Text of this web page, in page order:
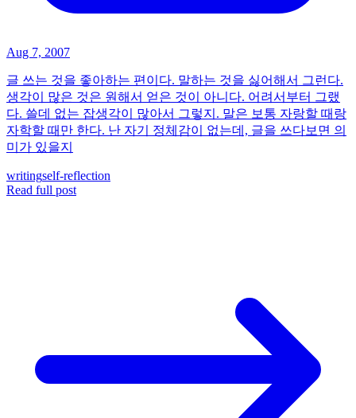
Aug 7, 2007
글 쓰는 것을 좋아하는 편이다. 말하는 것을 싫어해서 그런다.
생각이 많은 것은 원해서 얻은 것이 아니다. 어려서부터 그랬
다. 쓸데 없는 잡생각이 많아서 그렇지. 말은 보통 자랑할 때랑
자학할 때만 한다. 난 자기 정체감이 없는데, 글을 쓰다보면 의
미가 있을지
writingself-reflection
Read full post